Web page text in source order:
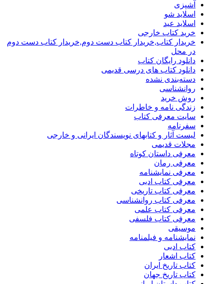
آشپزی
اسلاید شو
اسلاید عید
خرید کتاب خارجی
خریدار کتاب,خریدار کتاب دست دوم,خریدار کتاب دست دوم
در محل
دانلود رایگان کتاب
دانلود کتاب های درسی قدیمی
دسته‌بندی نشده
روانشناسی
روش خرید
زندگی نامه و خاطرات
سایت معرفی کتاب
سفرنامه
لیست آثار و کتابهای نویسندگان ایرانی و خارجی
مجلات قدیمی
معرفی داستان کوتاه
معرفی رمان
معرفی نمایشنامه
معرفی کتاب ادبی
معرفی کتاب تاریخی
معرفی کتاب روانشناسی
معرفی کتاب علمی
معرفی کتاب فلسفی
موسیقی
نمایشنامه و فیلمنامه
کتاب ادبی
کتاب اشعار
کتاب تاریخ ایران
کتاب تاریخ جهان